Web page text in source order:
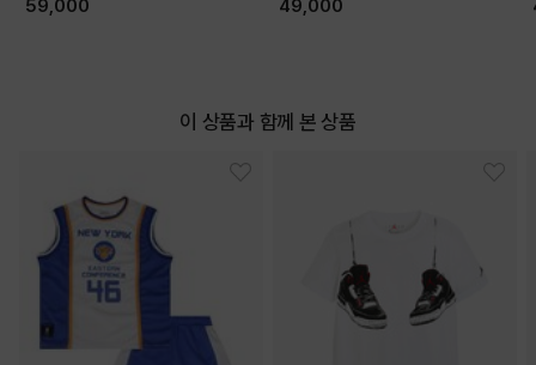
59,000 49,000
이 상품과 함께 본 상품